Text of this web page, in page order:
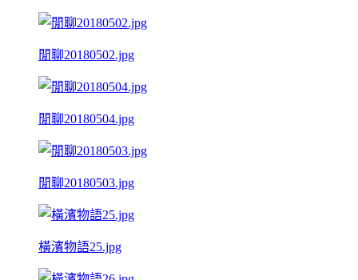
閒聊20180502.jpg
閒聊20180504.jpg
閒聊20180503.jpg
橫濱物語25.jpg